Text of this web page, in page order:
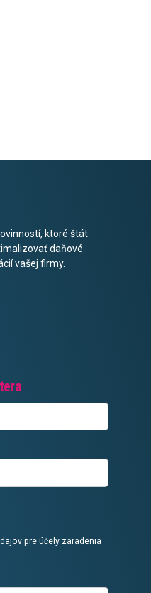
ktoré štát
daňové
vašej firmy.
pre účely zaradenia